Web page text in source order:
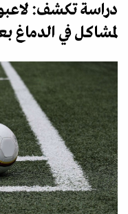
دراسة تكشف:
لمشاكل في الدماغ بعد الـ